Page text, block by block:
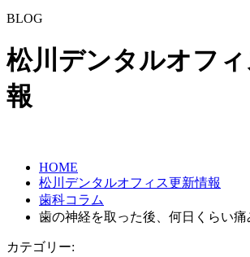
BLOG
松川デンタルオフ
報
HOME
松川デンタルオフィス更新情報
歯科コラム
歯の神経を取った後、何日くらい痛
カテゴリー: